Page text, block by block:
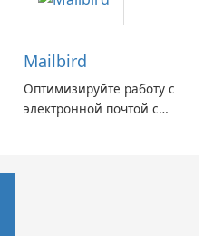
Mailbird
Оптимизируйте работу с
электронной почтой с